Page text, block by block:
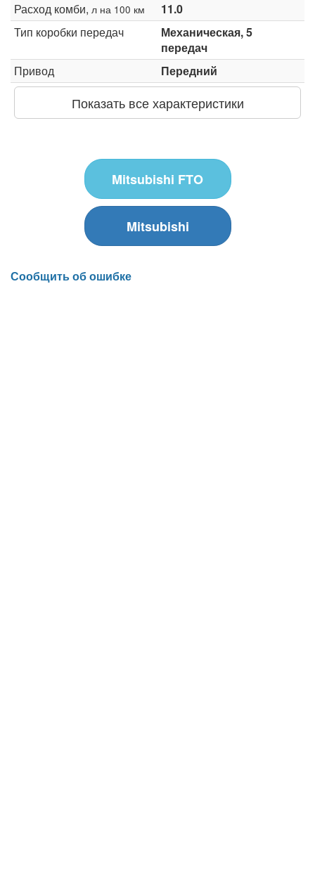
Расход комби, л на 100 км
11.0
Тип коробки передач
Механическая, 5
передач
Привод
Передний
Показать все характеристики
Mitsubishi FTO
Mitsubishi
Сообщить об ошибке